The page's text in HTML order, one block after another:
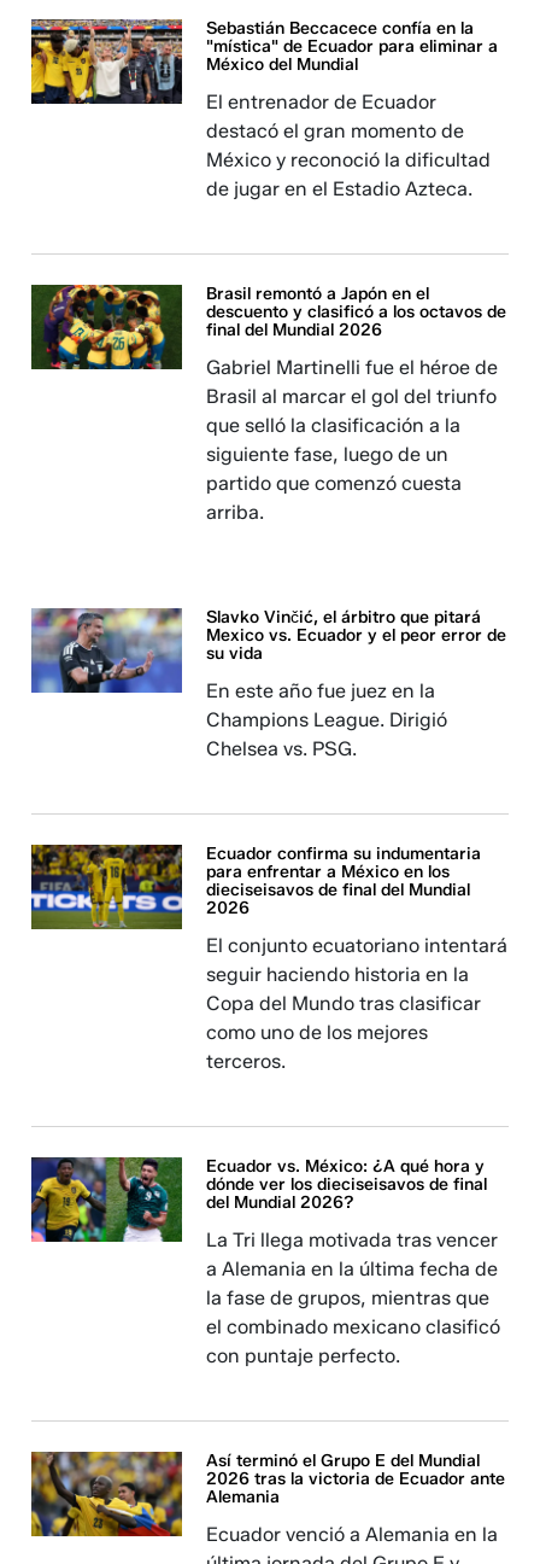
Sebastián Beccacece confía en la
"mística" de Ecuador para eliminar a
México del Mundial
El entrenador de Ecuador
destacó el gran momento de
México y reconoció la dificultad
de jugar en el Estadio Azteca.
Brasil remontó a Japón en el
descuento y clasificó a los octavos de
final del Mundial 2026
Gabriel Martinelli fue el héroe de
Brasil al marcar el gol del triunfo
que selló la clasificación a la
siguiente fase, luego de un
partido que comenzó cuesta
arriba.
Slavko Vinčić, el árbitro que pitará
Mexico vs. Ecuador y el peor error de
su vida
En este año fue juez en la
Champions League. Dirigió
Chelsea vs. PSG.
Ecuador confirma su indumentaria
para enfrentar a México en los
dieciseisavos de final del Mundial
2026
El conjunto ecuatoriano intentará
seguir haciendo historia en la
Copa del Mundo tras clasificar
como uno de los mejores
terceros.
Ecuador vs. México: ¿A qué hora y
dónde ver los dieciseisavos de final
del Mundial 2026?
La Tri llega motivada tras vencer
a Alemania en la última fecha de
la fase de grupos, mientras que
el combinado mexicano clasificó
con puntaje perfecto.
Así terminó el Grupo E del Mundial
2026 tras la victoria de Ecuador ante
Alemania
Ecuador venció a Alemania en la